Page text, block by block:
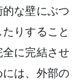
な壁にぶつ
りすること
に完結させ
は、外部の